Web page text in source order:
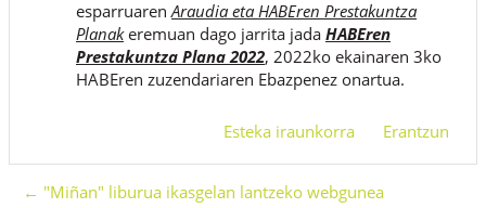
esparruaren Araudia eta HABEren Prestakuntza
Planakeremuan dago jarrita jada HABEren
Prestakuntza Plana 2022, 2022ko ekainaren 3ko
HABEren zuzendariaren Ebazpenez onartua.
Esteka iraunkorra Erantzun
← "Miñan" liburua ikasgelan lantzeko webgunea